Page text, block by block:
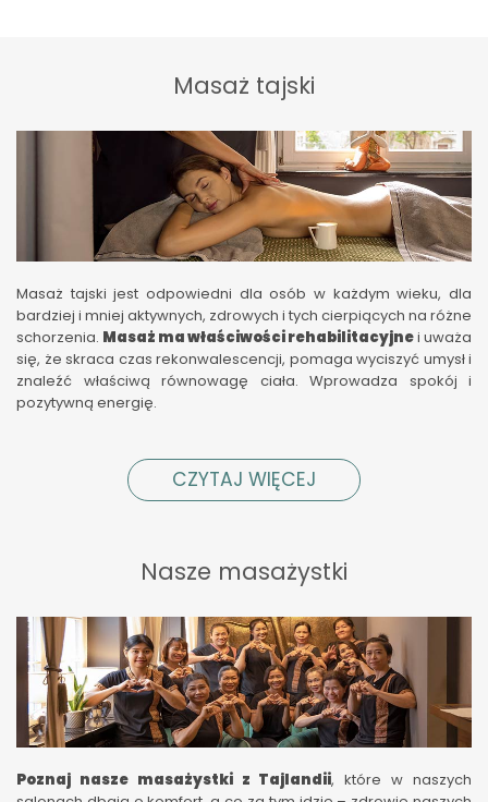
Masaż tajski
Masaż tajski jest odpowiedni dla osób w każdym wieku, dla
bardziej i mniej aktywnych, zdrowych i tych cierpiących na różne
schorzenia. Masaż ma właściwości rehabilitacyjnei uważa
się, że skraca czas rekonwalescencji, pomaga wyciszyć umysł i
znaleźć właściwą równowagę ciała. Wprowadza spokój i
pozytywną energię.
CZYTAJ WIĘCEJ
Nasze masażystki
Poznaj nasze masażystki z Tajlandii, które w naszych